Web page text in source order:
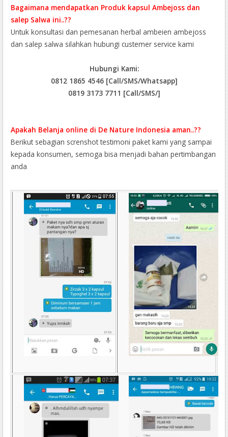
Bagaimana mendapatkan Produk kapsul Ambejoss dan
salep Salwa ini..??
Untuk konsultasi dan pemesanan herbal ambeien ambejoss
dan salep salwa silahkan hubungi custemer service kami
Hubungi Kami:
0812 1865 4546 [Call/SMS/Whatsapp]
0819 3173 7711 [Call/SMS/]
Apakah Belanja online di De Nature Indonesia aman..??
Berikut sebagian screnshot testimoni paket kami yang sampai
kepada konsumen, semoga bisa menjadi bahan pertimbangan
anda